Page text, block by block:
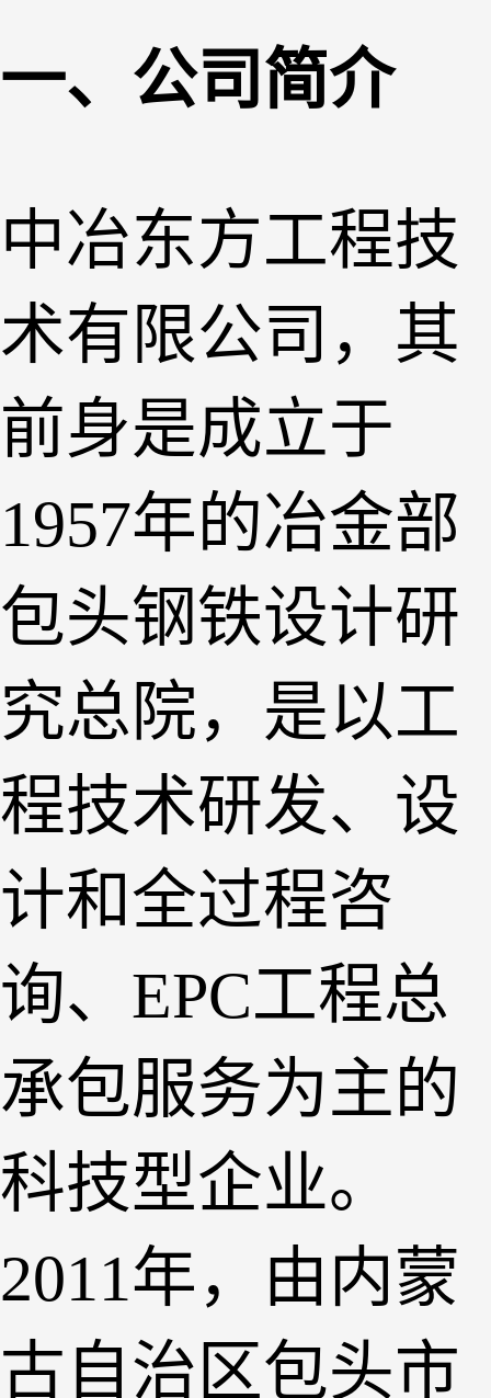
一、公司简介
中冶东方工程技
术有限公司，其
前身是成立于
1957年的冶金部
包头钢铁设计研
究总院，是以工
程技术研发、设
计和全过程咨
询、EPC工程总
承包服务为主的
科技型企业。
2011年，由内蒙
古自治区包头市